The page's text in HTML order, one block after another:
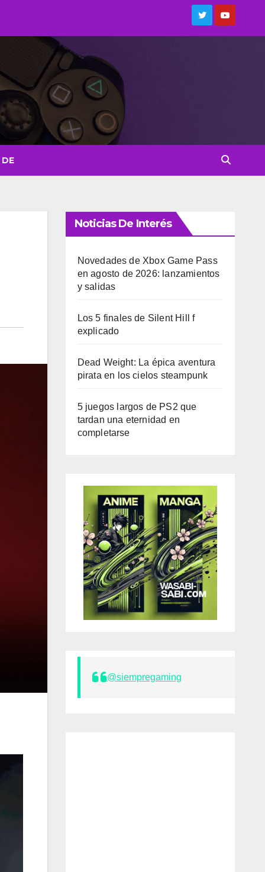
Noticias De Interés
Novedades de Xbox Game Pass
en agosto de 2026: lanzamientos
y salidas
Los 5 finales de Silent Hill f
explicado
Dead Weight: La épica aventura
pirata en los cielos steampunk
5 juegos largos de PS2 que
tardan una eternidad en
completarse
@siempregaming